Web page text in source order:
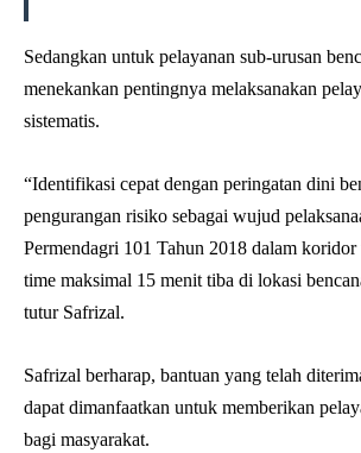
Sedangkan untuk pelayanan sub-urusan
menekankan pentingnya melaksanakan
sistematis.
“Identifikasi cepat dengan peringatan dini
pengurangan risiko sebagai wujud
Permendagri 101 Tahun 2018 dalam koridor
time maksimal 15 menit tiba di lokasi
tutur Safrizal.
Safrizal berharap, bantuan yang telah
dapat dimanfaatkan untuk memberikan
bagi masyarakat.